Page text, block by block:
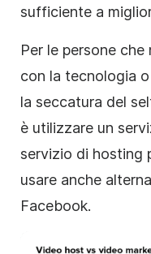
sufficiente a
Per le persone
con la tecnologia
la seccatura del
è utilizzare un
servizio di hosting
usare anche
Facebook.